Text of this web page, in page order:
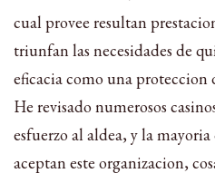
cual provee resultan
triunfan las necesidades de
eficacia como una proteccion
He revisado numerosos
esfuerzo al aldea, y la
aceptan este organizacion,